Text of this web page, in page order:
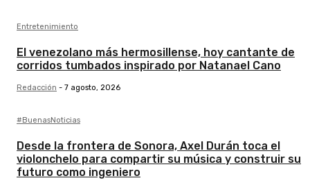
Entretenimiento
El venezolano más hermosillense, hoy cantante de
corridos tumbados inspirado por Natanael Cano
Redacción - 7 agosto, 2026
#BuenasNoticias
Desde la frontera de Sonora, Axel Durán toca el
violonchelo para compartir su música y construir su
futuro como ingeniero